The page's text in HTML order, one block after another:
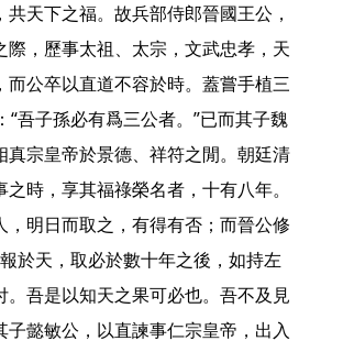
共天下之福。故兵部侍郎晉國王公，
際，歷事太祖、太宗，文武忠孝，天
而公卒以直道不容於時。蓋嘗手植三
“吾子孫必有爲三公者。”已而其子魏
真宗皇帝於景德、祥符之閒。朝廷清
之時，享其福祿榮名者，十有八年。
，明日而取之，有得有否；而晉公修
於天，取必於數十年之後，如持左
。吾是以知天之果可必也。吾不及見
子懿敏公，以直諫事仁宗皇帝，出入